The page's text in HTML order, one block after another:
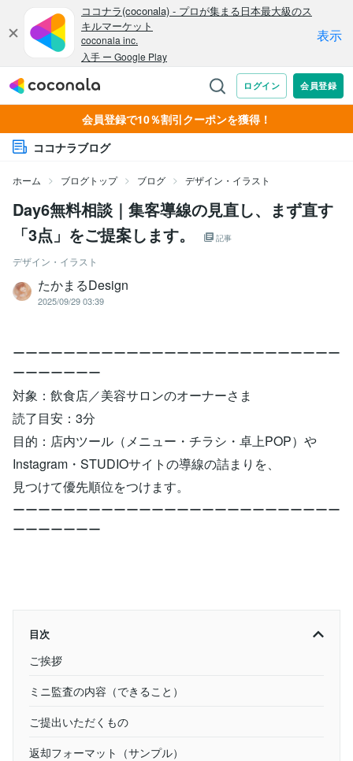
会員登録で10％割引クーポンを獲得！
ココナラブログ
ホーム ブログトップ ブログ デザイン・イラスト
Day6無料相談｜集客導線の見直し、まず直す
「3点」をご提案します。
記事
デザイン・イラスト
たかまるDesign
2025/09/29 03:39
ーーーーーーーーーーーーーーーーーーーーーーーーーー
ーーーーーーー
対象：飲食店／美容サロンのオーナーさま
読了目安：3分
目的：店内ツール（メニュー・チラシ・卓上POP）や
Instagram・STUDIOサイトの導線の詰まりを、
見つけて優先順位をつけます。
ーーーーーーーーーーーーーーーーーーーーーーーーーー
ーーーーーーー
目次
ご挨拶
ミニ監査の内容（できること）
ご提出いただくもの
返却フォーマット（サンプル）